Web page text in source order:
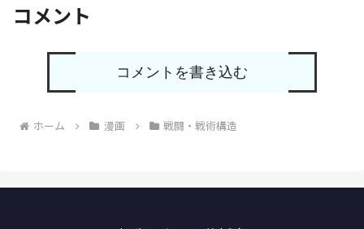
コメント
コメントを書き込む
ホーム 漫画 戦闘・戦術構造